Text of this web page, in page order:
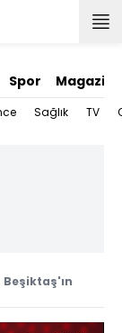
Spor Magazin
Sağlık TV